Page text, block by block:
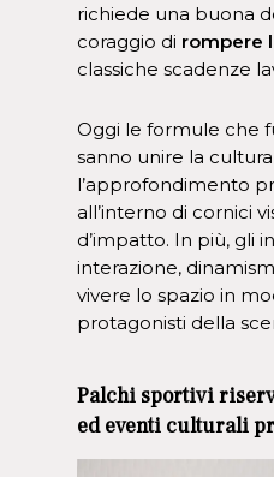
richiede una buona
coraggio di rompere
classiche scadenze
Oggi le formule che
sanno unire la
l’approfondimento
all’interno di cornici
d’impatto. In più, gli
interazione,
vivere lo spazio in
protagonisti della
Palchi sportivi
ed eventi culturali